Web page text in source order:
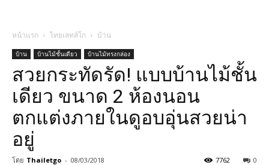
หน้าแรก ไทยเลทส์โก บ้าน
บ้าน บ้านไม้ชั้นเดียว บ้านไม้ทรงกล่อง
สวยกระทัดรัด! แบบบ้านไม้ชั้น
เดียว ขนาด 2 ห้องนอน
ตกแต่งภายในดูอบอุ่นสวยน่า
อยู่
โดย Thailetgo - 08/03/2018 0
7762